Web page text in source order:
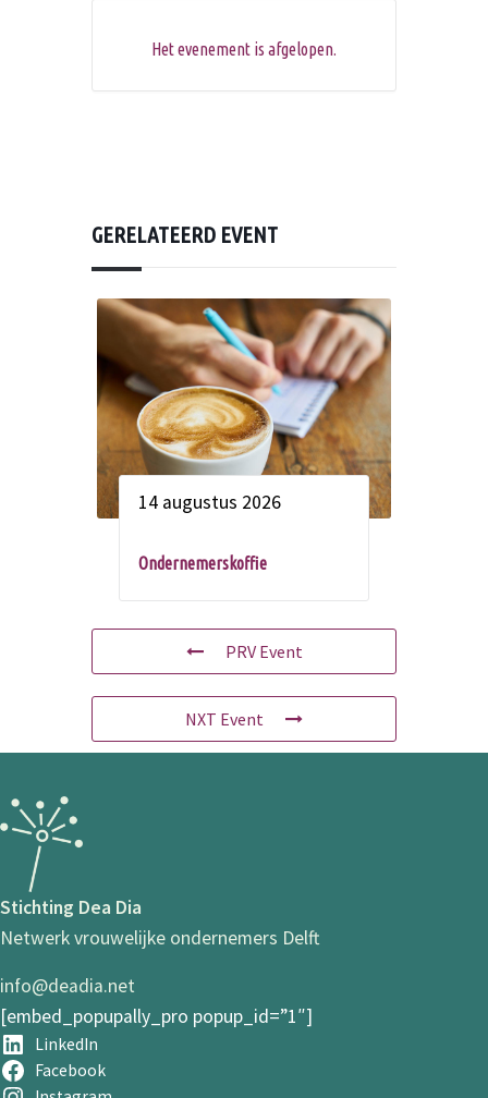
Het evenement is afgelopen.
GERELATEERD EVENT
14 augustus 2026
Ondernemerskoffie
PRV Event
NXT Event
Stichting Dea Dia
Netwerk vrouwelijke ondernemers Delft
info@deadia.net
[embed_popupally_pro popup_id=”1″]
LinkedIn
Facebook